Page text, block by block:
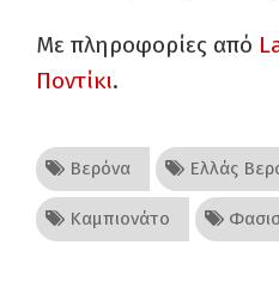
Με πληροφορίες από
Ποντίκι.
Βερόνα Ελλάς
Καμπιονάτο